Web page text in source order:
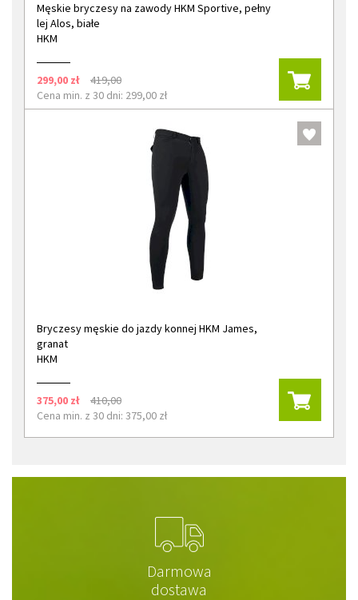
Męskie bryczesy na zawody HKM Sportive, pełny
lej Alos, białe
HKM
299,00 zł
419,00
Cena min. z 30 dni: 299,00 zł
Bryczesy męskie do jazdy konnej HKM James,
granat
HKM
375,00 zł
410,00
Cena min. z 30 dni: 375,00 zł
Darmowa
dostawa